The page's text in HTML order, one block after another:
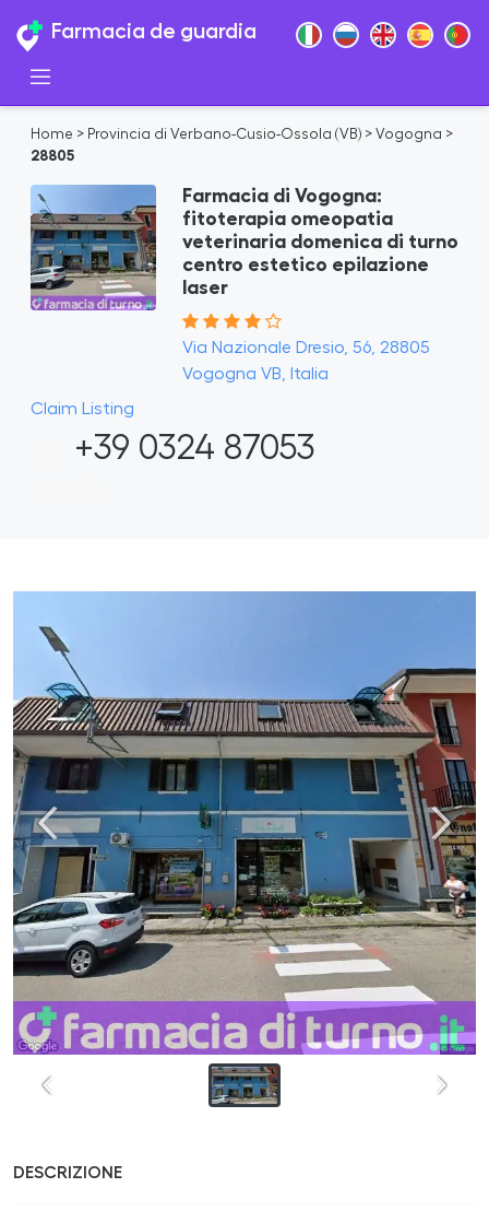
Farmacia de guardia
Home > Provincia di Verbano-Cusio-Ossola (VB) > Vogogna >
28805
Farmacia di Vogogna:
fitoterapia omeopatia
veterinaria domenica di turno
centro estetico epilazione
laser
Via Nazionale Dresio, 56, 28805
Vogogna VB, Italia
Claim Listing
+39 0324 87053
DESCRIZIONE